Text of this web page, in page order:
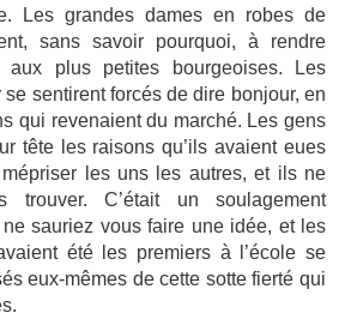
Les grandes dames en robes de
sans savoir pourquoi, à rendre
aux plus petites bourgeoises. Les
sentirent forcés de dire bonjour, en
qui revenaient du marché. Les gens
tête les raisons qu’ils avaient eues
mépriser les uns les autres, et ils ne
trouver. C’était un soulagement
sauriez vous faire une idée, et les
été les premiers à l’école se
eux-mêmes de cette sotte fierté qui